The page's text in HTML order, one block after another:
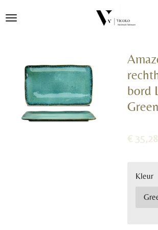
direct
bord
Green
€ 35,28
Kleur